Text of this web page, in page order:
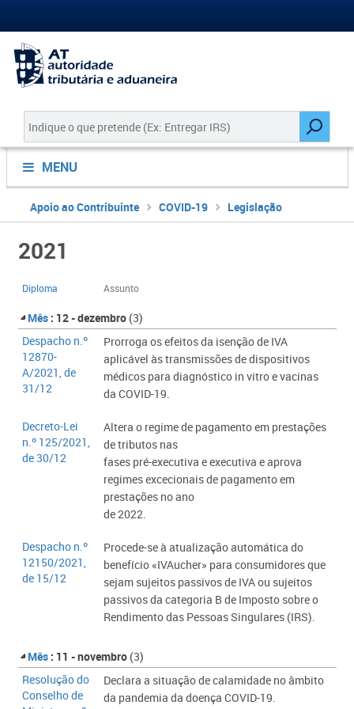
MENU
Apoio ao Contribuinte COVID-19 Legislação
2021
Diploma Assunto
Mês: 12 - dezembro (3)
Despacho n.º
12870-
A/2021, de
31/12
​Prorroga os efeitos da isenção de IVA
aplicável às transmissões de dispositivos
médicos para diagnóstico in vitro e vacinas
da COVID-19.
Decreto-Lei
n.º 125/2021,
de 30/12
​Altera o regime de pagamento em prestações
de tributos nas
fases pré-executiva e executiva e aprova
regimes excecionais de pagamento em
prestações no ano
de 2022.
Despacho n.º
12150/2021,
de 15/12
​Procede-se à atualização automática do
benefício «IVAucher» para consumidores que
sejam sujeitos passivos de IVA ou sujeitos
passivos da categoria B de Imposto sobre o
Rendimento das Pessoas Singulares (IRS).
Mês: 11 - novembro (3)
Resolução do
Conselho de
​Declara a situação de calamidade no âmbito
da pandemia da doença COVID-19.